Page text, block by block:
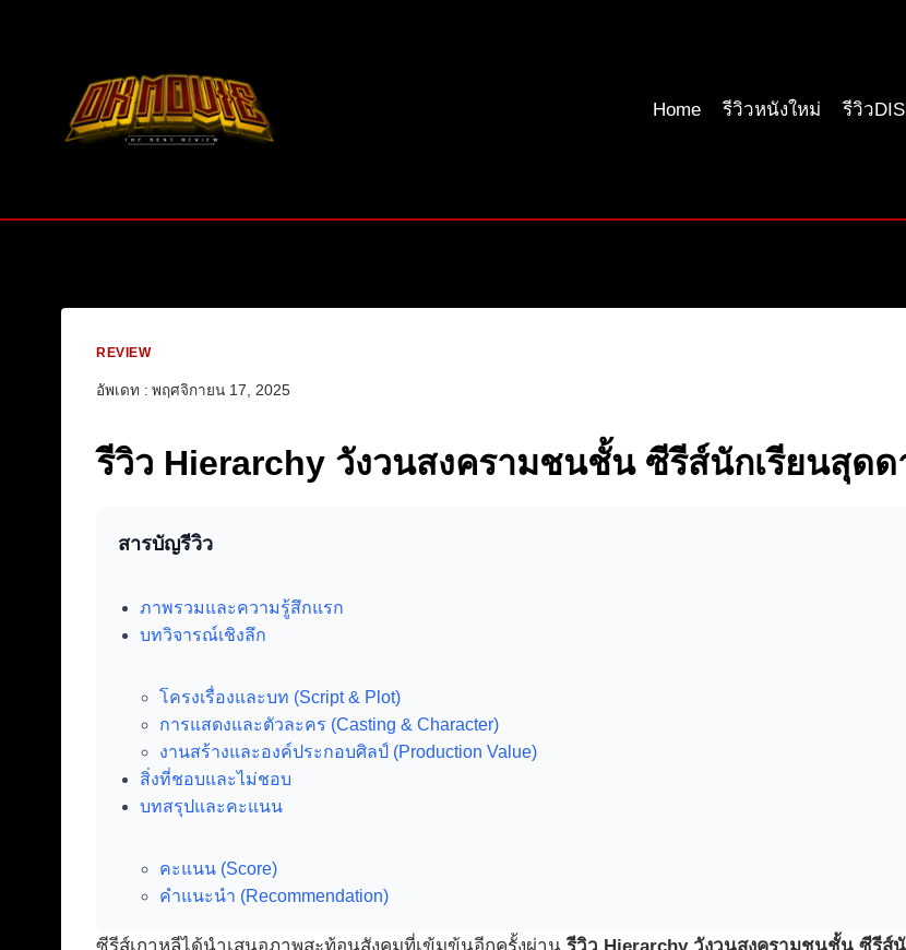
Home
รีวิวหนังใหม่ รีวิว
REVIEW
อัพเดท : พฤศจิกายน 17, 2025
รีวิว Hierarchy วังวนสงครามชนชั้น ซีรีส์นักเรียนสุดด
สารบัญรีวิว
ภาพรวมและความรู้สึกแรก
บทวิจารณ์เชิงลึก
โครงเรื่องและบท (Script & Plot)
การแสดงและตัวละคร (Casting & Character)
งานสร้างและองค์ประกอบศิลป์ (Production Value)
สิ่งที่ชอบและไม่ชอบ
บทสรุปและคะแนน
คะแนน (Score)
คำแนะนำ (Recommendation)
ซีรีส์เกาหลีได้นำเสนอภาพสะท้อนสังคมที่เข้มข้นอีกครั้งผ่านรีวิว Hierarchy วังวนสงครามชนชั้น ซีรีส์